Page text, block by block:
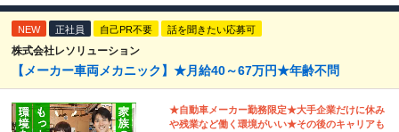
NEW 正社員 自己PR不要 話を聞きたい応募可
株式会社レソリューション
【メーカー車両メカニック】★月給40～67万円★年齢不問
★自動車メーカー勤務限定★大手企業だけに休み
や残業など働く環境がいい★その後のキャリアも